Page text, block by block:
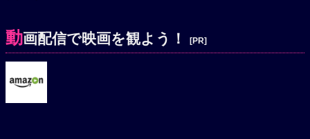
動画配信で映画を観よう！ [PR]